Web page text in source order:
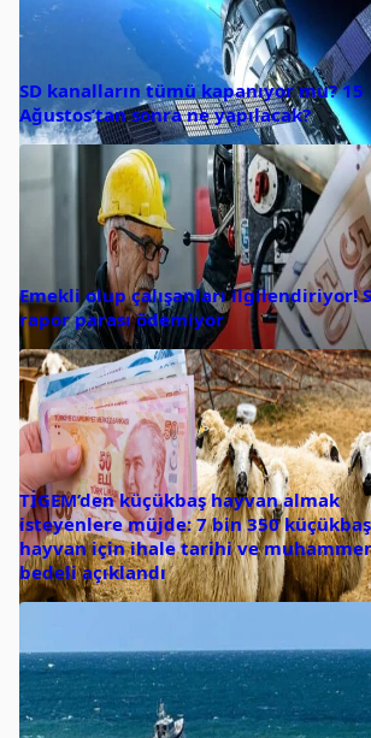
SD kanalların tümü kapanıyor mu? 15
Ağustos’tan sonra ne yapılacak?
Emekli olup çalışanları ilgilendiriyor!
rapor parası ödemiyor
TİGEM’den küçükbaş hayvan almak
isteyenlere müjde: 7 bin 350 küçükbaş
hayvan için ihale tarihi ve
bedeli açıklandı